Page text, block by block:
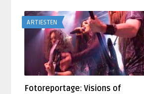
ARTIESTEN
Fotoreportage: Visions of